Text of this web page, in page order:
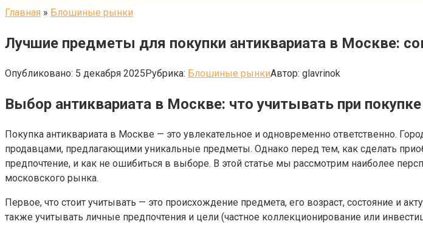
Главная » Блошиные рынки
Лучшие предметы для покупки антиквариата в Москве:
Опубликовано: 5 декабря 2025Рубрика: Блошиные рынкиАвтор: glavrinok
Выбор антиквариата в Москве: что учитывать при покупке
Покупка антиквариата в Москве — это увлекательное и одновременно ответственно.
продавцами, предлагающими уникальные предметы. Однако перед тем, как сделать
предпочтение, и как не ошибиться в выборе. В этой статье мы рассмотрим наиболее
московского рынка.
Первое, что стоит учитывать — это происхождение предмета, его возраст, состояние и
также учитывать личные предпочтения и цели (частное коллекционирование или